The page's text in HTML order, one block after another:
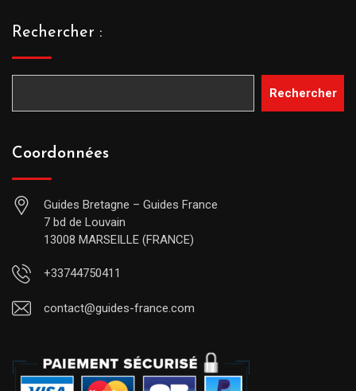
Rechercher :
Rechercher
Coordonnées
Guides Bretagne – Guides France
7 bd de Louvain
13008 MARSEILLE (FRANCE)
+33744750411
contact@guides-france.com